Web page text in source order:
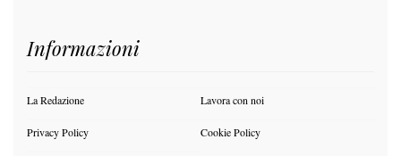
Informazioni
La Redazione Lavora con noi
Privacy Policy Cookie Policy